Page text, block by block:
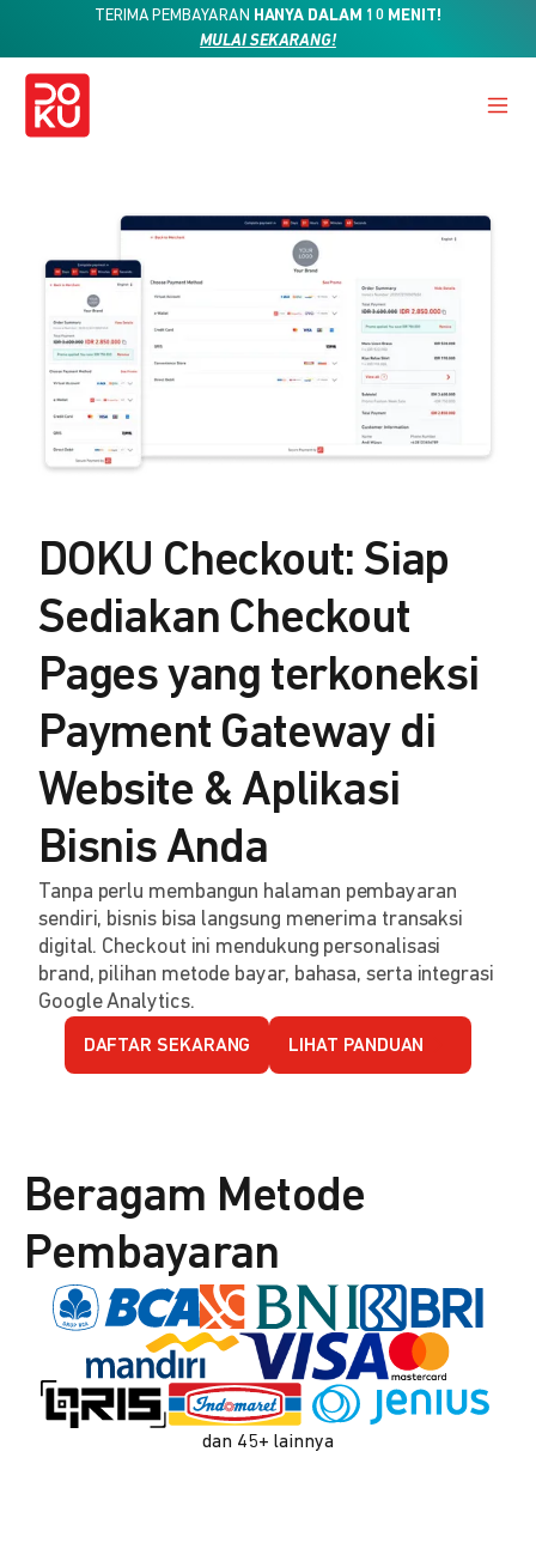
TERIMA PEMBAYARAN HANYA DALAM 10 MENIT!
MULAI SEKARANG!
DOKU Checkout: Siap
Sediakan Checkout
Pages yang terkoneksi
Payment Gateway di
Website & Aplikasi
Bisnis Anda
Tanpa perlu membangun halaman pembayaran
sendiri, bisnis bisa langsung menerima transaksi
digital. Checkout ini mendukung personalisasi
brand, pilihan metode bayar, bahasa, serta integrasi
Google Analytics.
DAFTAR SEKARANG LIHAT PANDUAN
Beragam Metode
Pembayaran
dan 45+ lainnya